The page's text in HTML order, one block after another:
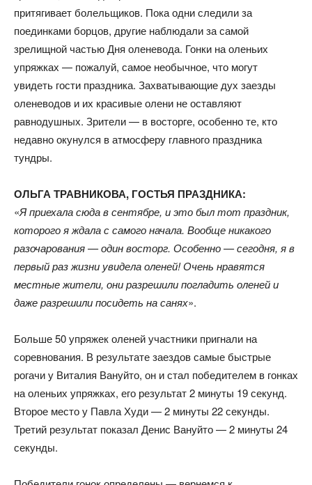
притягивает болельщиков. Пока одни следили за
поединками борцов, другие наблюдали за самой
зрелищной частью Дня оленевода. Гонки на оленьих
упряжках — пожалуй, самое необычное, что могут
увидеть гости праздника. Захватывающие дух заезды
оленеводов и их красивые олени не оставляют
равнодушных. Зрители — в восторге, особенно те, кто
недавно окунулся в атмосферу главного праздника
тундры.
ОЛЬГА ТРАВНИКОВА, ГОСТЬЯ ПРАЗДНИКА:
«Я приехала сюда в сентябре, и это был тот праздник,
которого я ждала с самого начала. Вообще никакого
разочарования — один восторг. Особенно — сегодня, я в
первый раз жизни увидела оленей! Очень нравятся
местные жители, они разрешили погладить оленей и
даже разрешили посидеть на санях».
Больше 50 упряжек оленей участники пригнали на
соревнования. В результате заездов самые быстрые
рогачи у Виталия Вануйто, он и стал победителем в гонках
на оленьих упряжках, его результат 2 минуты 19 секунд.
Второе место у Павла Худи — 2 минуты 22 секунды.
Третий результат показал Денис Вануйто — 2 минуты 24
секунды.